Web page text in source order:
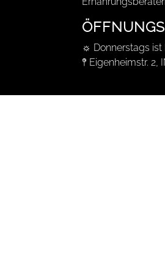
☼ Donnerstags ist
𖤥 Eigenheimstr. 2,